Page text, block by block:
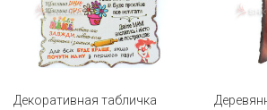
Декоративная табличка